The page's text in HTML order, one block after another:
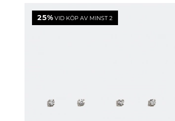
25% VID KÖP AV MINST 2